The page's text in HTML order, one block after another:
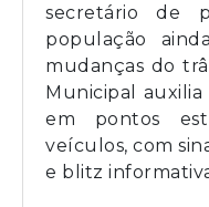
secretário de
população
mudanças do
Municipal auxilia
em pontos
veículos, com
e blitz